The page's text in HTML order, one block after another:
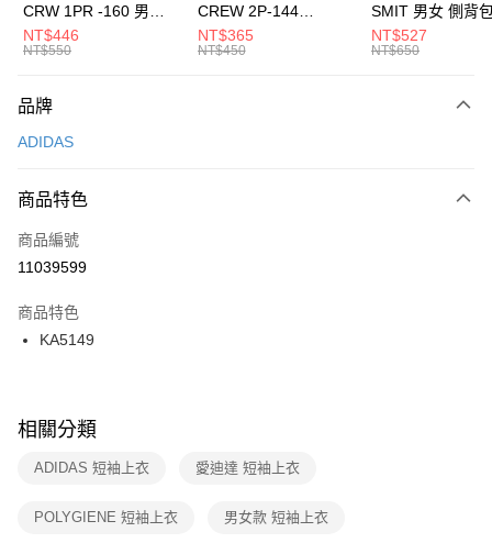
元大商業銀行
台灣樂天信用卡公司
全盈+PAY
AFTEE先享後付
【關於「AFTEE先享後付」】
便利好安心！
３．安心：先確認商品／服務後，再付款。
【「AFTEE先享後付」結帳流程】
１．於結帳方式選擇「AFTEE先享後付」後，將跳轉至「AFTEE先享後付」
２．訂單成立數日內，您將收到繳費通知簡訊。
３．收到繳費通知簡訊後14天內，點擊此簡訊中的連結，可透過四大超商／
ATM／網路銀行／等多元方式進行付款，方視為交易完成。
※ 交易是否成功請以「AFTEE先享後付 」之結帳頁面顯示為準，若有關於
是否繳費成功／繳費後需取消欲退款等相關疑問，請聯繫「AFTEE先享後付
客戶支援中心」https://netprotections.freshdesk.com/support/home
１．透過由恩沛科技股份有限公司提供之「AFTEE先享後付」服務完成之交
運送方式
每筆NT$100，滿NT$1,500(含以上)免運費
宅配
每筆NT$100，滿NT$1,500(含以上)免運費
付款後門市自取
每筆NT$100，滿NT$1,500(含以上)免運費
CRW 1PR -160 男女
中統襪 FZ3393100
NT$446
NT$550
CREW 2P-144
EMBRDY 男女 短統襪
FZ3073133
NT$365
NT$450
SMIT 男女 側背
BA5871010
NT$527
NT$650
品牌
ADIDAS
商品特色
商品編號
11039599
商品特色
KA5149
相關分類
ADIDAS 短袖上衣 愛迪達 短袖上衣
POLYGIENE 短袖上衣 男女款 短袖上衣